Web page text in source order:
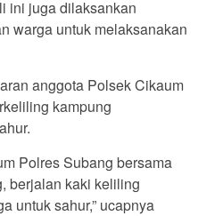
ini juga dilaksankan
warga untuk melaksanakan
anggota Polsek Cikaum
kampung
Polres Subang bersama
berjalan kaki keliling
untuk sahur,” ucapnya